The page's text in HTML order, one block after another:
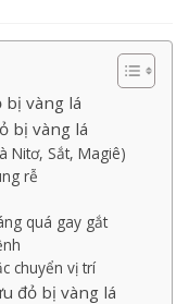
bị vàng lá
bị vàng lá
Nitơ, Sắt, Magiê)
rễ
quá gay gắt
chuyển vị trí
đỏ bị vàng lá